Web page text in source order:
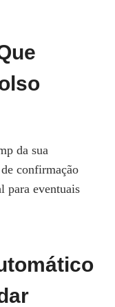
da sua
confirmação
para eventuais